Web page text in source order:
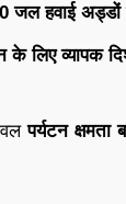
जल हवाई अड्डों
लिए व्यापक
पर्यटन क्षमता